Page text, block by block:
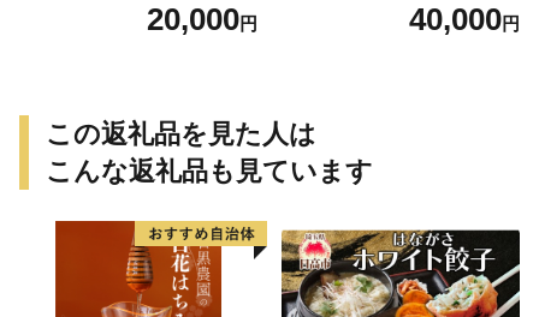
20,000円 40,000円
この返礼品を見た人は
こんな返礼品も見ています